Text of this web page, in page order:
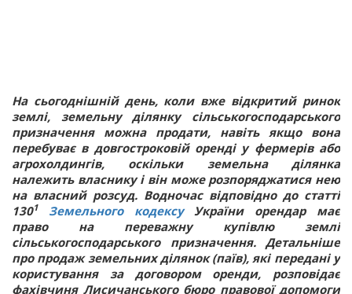
На сьогоднішній день, коли вже відкритий ринок
землі, земельну ділянку сільськогосподарського
призначення можна продати, навіть якщо вона
перебуває в довгостроковій оренді у фермерів або
агрохолдингів, оскільки земельна ділянка
належить власнику і він може розпоряджатися нею
на власний розсуд. Водночас відповідно до статті
1301 Земельного кодексуУкраїни орендар має
право на переважну купівлю землі
сільськогосподарського призначення. Детальніше
про продаж земельних ділянок (паїв), які передані у
користування за договором оренди, розповідає
фахівчиня Лисичанського бюро правової допомоги